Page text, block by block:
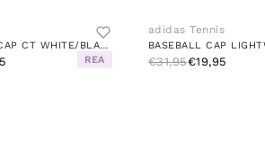
BASEBALL 3S CAP CT WHITE/BLACK
REA
adidas Tennis
€31,95€19,95